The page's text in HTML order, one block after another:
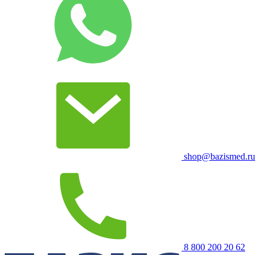
shop@bazismed.ru
8 800 200 20 62